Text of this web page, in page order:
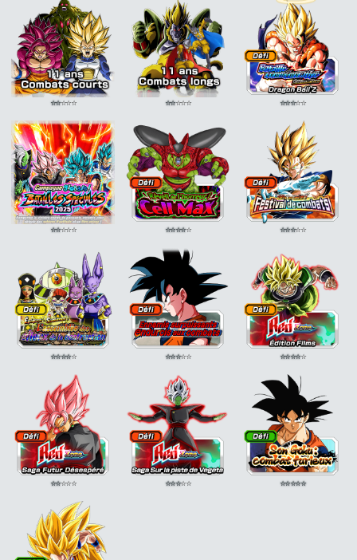
⭐⭐⭐⭐⭐ ⭐⭐⭐⭐⭐ ⭐⭐⭐⭐⭐
⭐⭐⭐⭐⭐ ⭐⭐⭐⭐⭐ ⭐⭐⭐⭐⭐
⭐⭐⭐⭐⭐ ⭐⭐⭐⭐⭐ ⭐⭐⭐⭐⭐
⭐⭐⭐⭐⭐ ⭐⭐⭐⭐⭐ ⭐⭐⭐⭐⭐